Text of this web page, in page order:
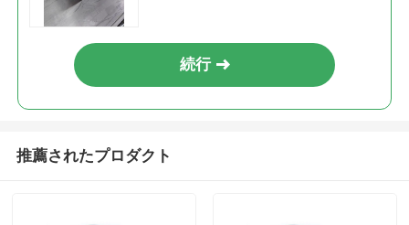
続行
推薦されたプロダクト